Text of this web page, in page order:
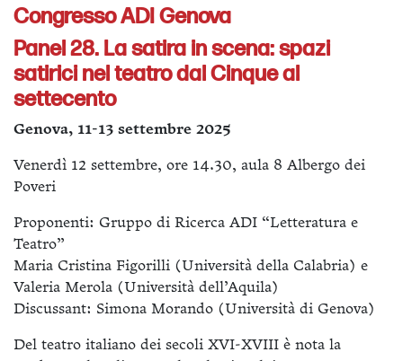
Congresso ADI Genova
Panel 28. La satira in scena: spazi
satirici nel teatro dal Cinque al
settecento
Genova, 11-13 settembre 2025
Venerdì 12 settembre, ore 14.30, aula 8 Albergo dei
Poveri
Proponenti: Gruppo di Ricerca ADI “Letteratura e
Teatro”
Maria Cristina Figorilli (Università della Calabria) e
Valeria Merola (Università dell’Aquila)
Discussant: Simona Morando (Università di Genova)
Del teatro italiano dei secoli XVI-XVIII è nota la